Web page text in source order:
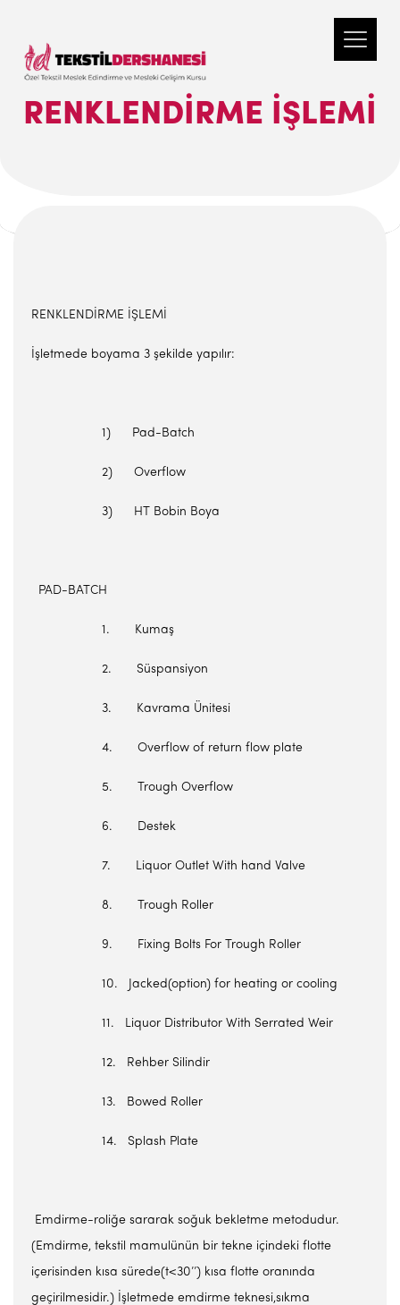
RENKLENDİRME İŞLEMİ
RENKLENDİRME İŞLEMİ
İşletmede boyama 3 şekilde yapılır:
1) Pad-Batch
2) Overflow
3) HT Bobin Boya
PAD-BATCH
1. Kumaş
2. Süspansiyon
3. Kavrama Ünitesi
4. Overflow of return flow plate
5. Trough Overflow
6. Destek
7. Liquor Outlet With hand Valve
8. Trough Roller
9. Fixing Bolts For Trough Roller
10. Jacked(option) for heating or cooling
11. Liquor Distributor With Serrated Weir
12. Rehber Silindir
13. Bowed Roller
14. Splash Plate
Emdirme-roliğe sararak soğuk bekletme metodudur.
(Emdirme, tekstil mamulünün bir tekne içindeki flotte
içerisinden kısa sürede(t<30’’) kısa flotte oranında
geçirilmesidir.) İşletmede emdirme teknesi,sıkma